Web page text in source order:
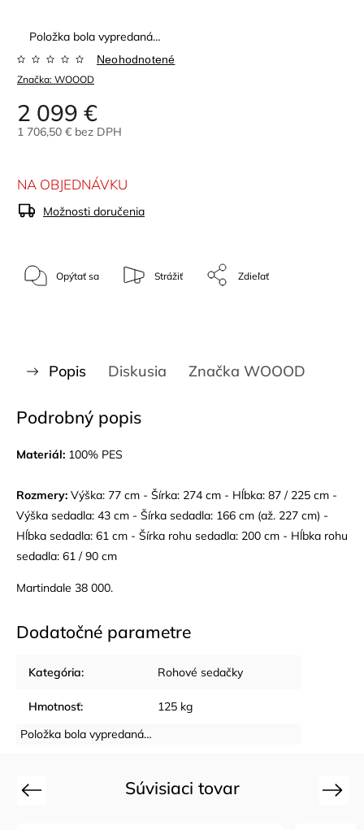
Položka bola vypredaná…
Značka: WOOOD
Neohodnotené
2 099 €
1 706,50 € bez DPH
NA OBJEDNÁVKU
Možnosti doručenia
Opýtať sa Strážiť Zdieľať
Popis Diskusia Značka WOOOD
Podrobný popis
Materiál: 100% PES
Rozmery: Výška: 77 cm - Šírka: 274 cm - Hĺbka: 87 / 225 cm -
Výška sedadla: 43 cm - Šírka sedadla: 166 cm (až. 227 cm) -
Hĺbka sedadla: 61 cm - Šírka rohu sedadla: 200 cm - Hĺbka rohu
sedadla: 61 / 90 cm
Martindale 38 000.
Dodatočné parametre
Kategória: Rohové sedačky
Hmotnosť:
125 kg
Položka bola vypredaná…
Súvisiaci tovar
Previous Next